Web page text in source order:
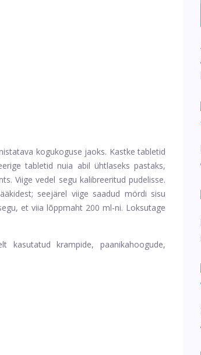
kogukoguse jaoks. Kastke tabletid
tabletid nuia abil ühtlaseks pastaks,
Viige vedel segu kalibreeritud pudelisse.
seejärel viige saadud mördi sisu
et viia lõppmaht 200 ml-ni. Loksutage
kasutatud krampide, paanikahoogude,